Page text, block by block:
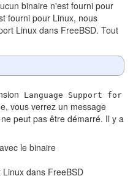
binaire n'est fourni pour
fourni pour Linux, nous
Linux dans FreeBSD. Tout
Language Support for
vous verrez un message
peut pas être démarré. Il y a
avec le binaire
dans FreeBSD